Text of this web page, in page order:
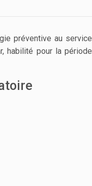
préventive au service
habilité pour la période